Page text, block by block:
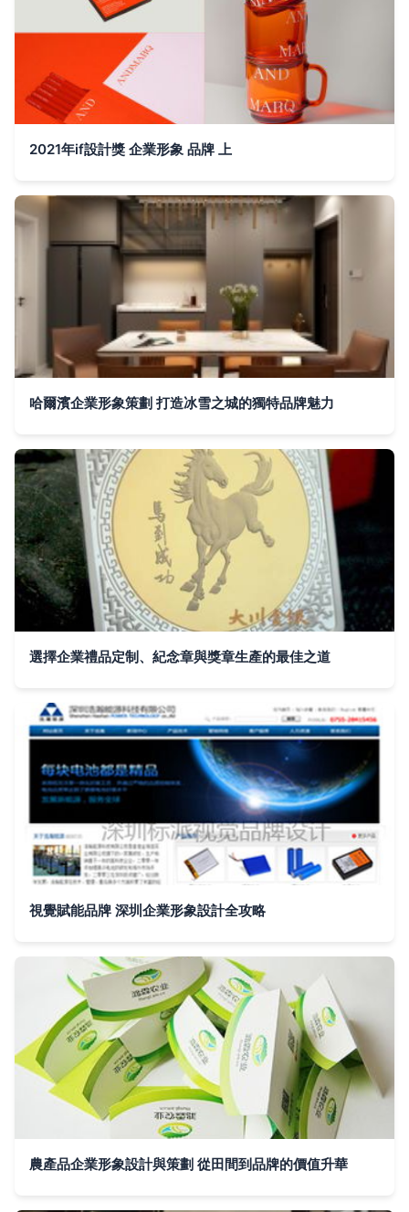
2021年if設計獎 企業形象 品牌 上
哈爾濱企業形象策劃 打造冰雪之城的獨特品牌魅力
選擇企業禮品定制、紀念章與獎章生產的最佳之道
視覺賦能品牌 深圳企業形象設計全攻略
農產品企業形象設計與策劃 從田間到品牌的價值升華